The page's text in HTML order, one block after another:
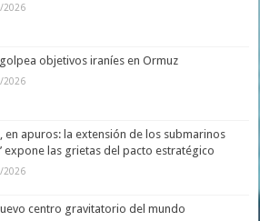
2026
golpea objetivos iraníes en Ormuz
2026
en apuros: la extensión de los submarinos
expone las grietas del pacto estratégico
2026
centro gravitatorio del mundo